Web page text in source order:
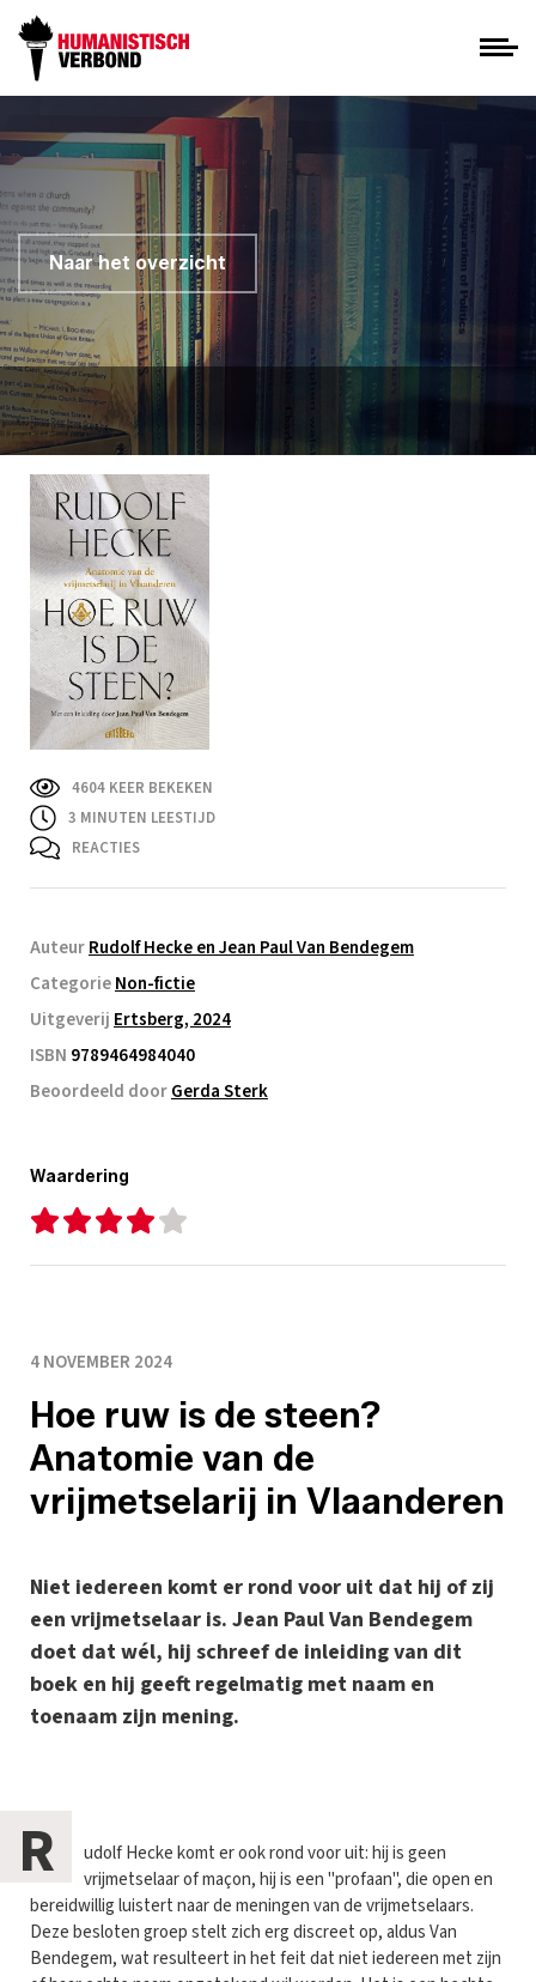
Naar het overzicht
4604 KEER BEKEKEN
3 MINUTEN LEESTIJD
REACTIES
AuteurRudolf Hecke en Jean Paul Van Bendegem
CategorieNon-fictie
Uitgeverij Ertsberg, 2024
ISBN 9789464984040
Beoordeeld doorGerda Sterk
Waardering
4 NOVEMBER 2024
Hoe ruw is de steen?
Anatomie van de
vrijmetselarij in Vlaanderen
Niet iedereen komt er rond voor uit dat hij of zij
een vrijmetselaar is. Jean Paul Van Bendegem
doet dat wél, hij schreef de inleiding van dit
boek en hij geeft regelmatig met naam en
toenaam zijn mening.
R
udolf Hecke komt er ook rond voor uit: hij is geen
vrijmetselaar of maçon, hij is een "profaan", die open en
bereidwillig luistert naar de meningen van de vrijmetselaars.
Deze besloten groep stelt zich erg discreet op, aldus Van
Bendegem, wat resulteert in het feit dat niet iedereen met zijn